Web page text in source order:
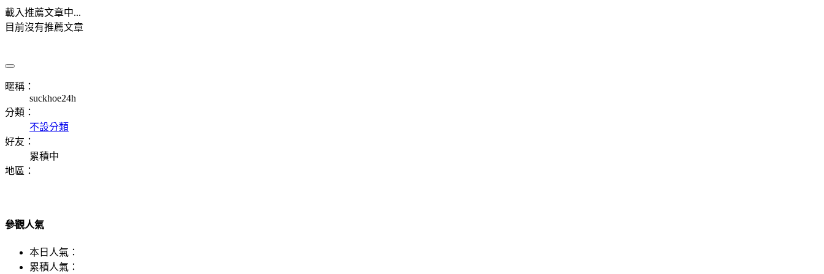
載入推薦文章中...
目前沒有推薦文章
暱稱：
suckhoe24h
分類：
不設分類
好友：
累積中
地區：
參觀人氣
本日人氣：
累積人氣：